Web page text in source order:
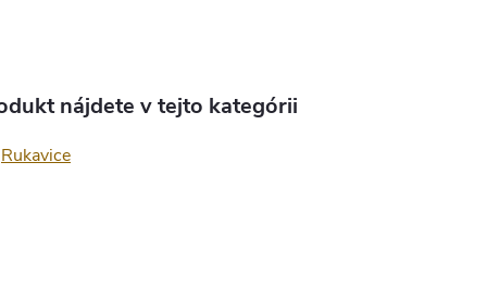
nájdete v tejto kategórii
Rukavice